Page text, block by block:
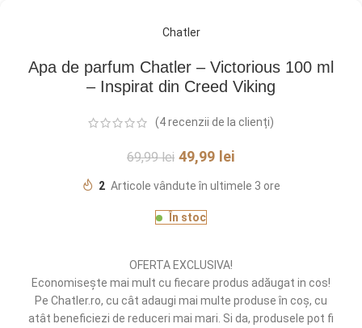
Chatler
Apa de parfum Chatler – Victorious 100 ml
– Inspirat din Creed Viking
(4recenzii de la clienți)
69,99lei 49,99 lei
2 Articole vândute în ultimele 3 ore
În stoc
OFERTA EXCLUSIVA!
Economisește mai mult cu fiecare produs adăugat in cos!
Pe Chatler.ro, cu cât adaugi mai multe produse în coș, cu
atât beneficiezi de reduceri mai mari. Si da, produsele pot fi